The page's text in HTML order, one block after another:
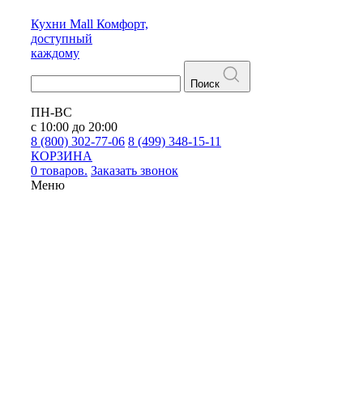
Кухни Mall Комфорт,
доступный
каждому
Поиск
ПН-ВС
с 10:00 до 20:00
8 (800) 302-77-06 8 (499) 348-15-11
КОРЗИНА
0 товаров. Заказать звонок
Меню